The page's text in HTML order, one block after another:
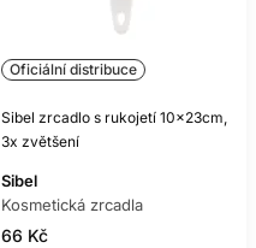
Oficiální distribuce
Sibel zrcadlo s rukojetí 10x23cm,
3x zvětšení
Sibel
Kosmetická zrcadla
66 Kč